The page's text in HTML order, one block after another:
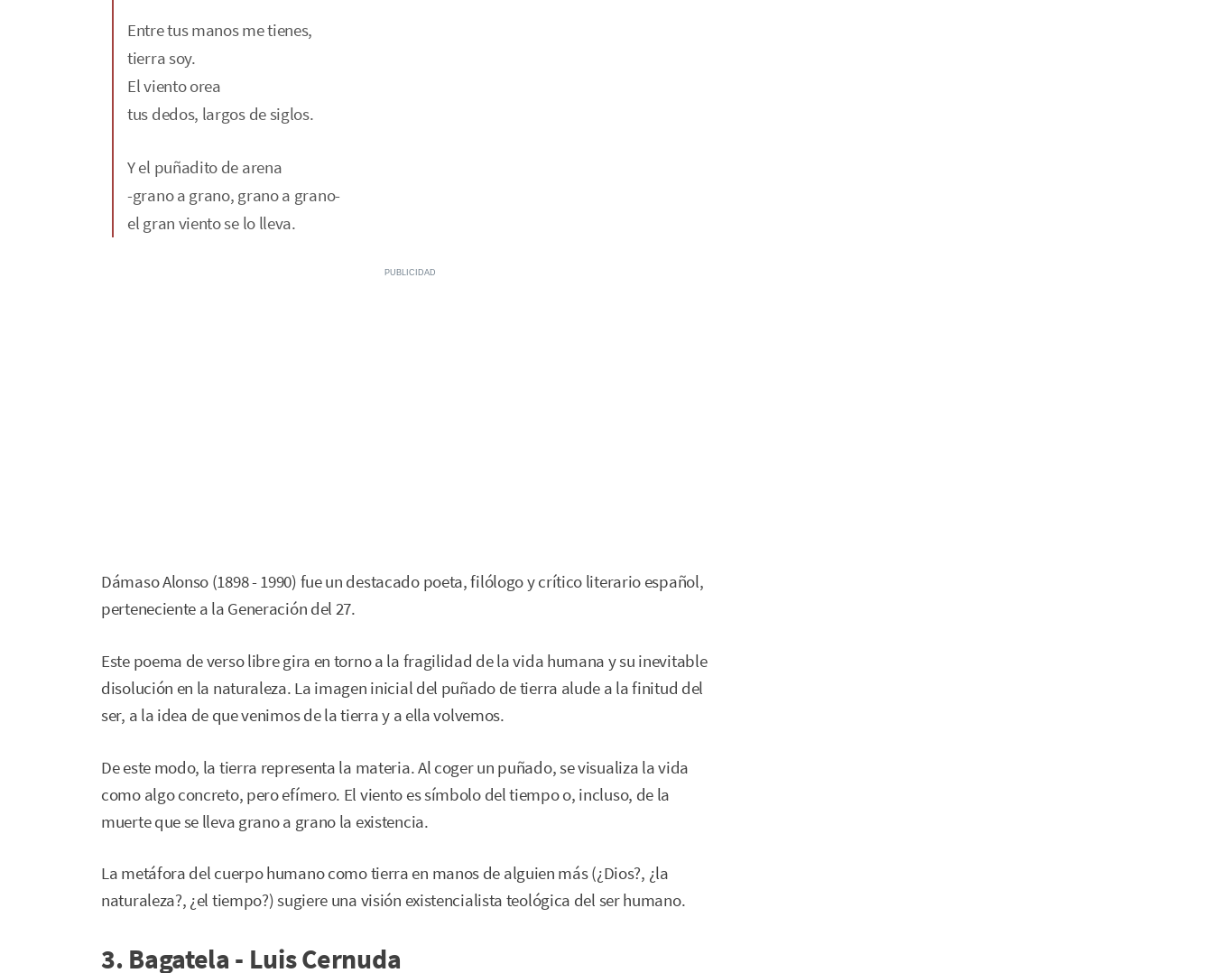
Entre tus manos me tienes,
tierra soy.
El viento orea
tus dedos, largos de siglos.
Y el puñadito de arena
-grano a grano, grano a grano-
el gran viento se lo lleva.
Dámaso Alonso (1898 - 1990) fue un destacado poeta, filólogo y crítico literario español,
perteneciente a la Generación del 27.
Este poema de verso libre gira en torno a la fragilidad de la vida humana y su inevitable
disolución en la naturaleza. La imagen inicial del puñado de tierra alude a la finitud del
ser, a la idea de que venimos de la tierra y a ella volvemos.
De este modo, la tierra representa la materia. Al coger un puñado, se visualiza la vida
como algo concreto, pero efímero. El viento es símbolo del tiempo o, incluso, de la
muerte que se lleva grano a grano la existencia.
La metáfora del cuerpo humano como tierra en manos de alguien más (¿Dios?, ¿la
naturaleza?, ¿el tiempo?) sugiere una visión existencialista teológica del ser humano.
3. Bagatela - Luis Cernuda